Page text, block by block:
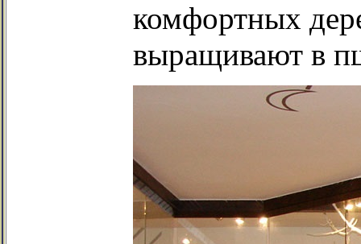
комфортных
выращивают в